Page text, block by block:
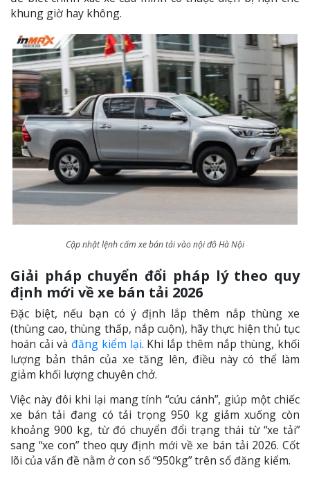
khung giờ hay không.
Cập nhật lệnh cấm xe bán tải vào nội đô Hà Nội
Giải pháp chuyển đổi pháp lý theo quy
định mới về xe bán tải 2026
Đặc biệt, nếu bạn có ý định lắp thêm nắp thùng xe
(thùng cao, thùng thấp, nắp cuộn), hãy thực hiện thủ tục
hoán cải và đăng kiểm lại. Khi lắp thêm nắp thùng, khối
lượng bản thân của xe tăng lên, điều này có thể làm
giảm khối lượng chuyên chở.
Việc này đôi khi lại mang tính “cứu cánh”, giúp một chiếc
xe bán tải đang có tải trọng 950 kg giảm xuống còn
khoảng 900 kg, từ đó chuyển đổi trạng thái từ “xe tải”
sang “xe con” theo quy định mới về xe bán tải 2026. Cốt
lõi của vấn đề nằm ở con số “950kg” trên sổ đăng kiểm.